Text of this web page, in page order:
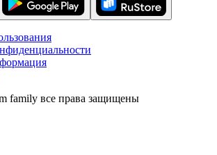
family все права защищены